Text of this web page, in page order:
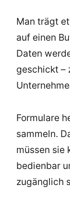
Man trägt
auf einen
Daten
geschickt –
Formulare
sammeln.
müssen sie
bedienbar
zugänglich